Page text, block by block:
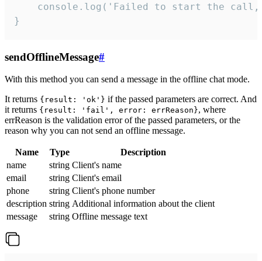
console.log('Failed to start the
}
sendOfflineMessage#
With this method you can send a message in the offline chat mode.
It returns {result: 'ok'} if the passed parameters are correct. And
it returns {result: 'fail', error: errReason}, where
errReason is the validation error of the passed parameters, or the
reason why you can not send an offline message.
Name Type
Description
name
string Client's name
email
string Client's email
phone
string Client's phone number
description string Additional information about the client
message
string Offline message text